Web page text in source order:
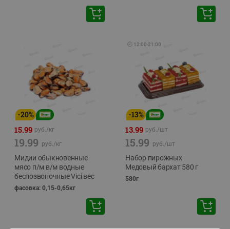
-20%
15.99 руб./кг
19.99 руб./кг
Мидии обыкновенные
мясо п/м в/м водные
беспозвоночные Vici вес
фасовка: 0,15-0,65кг
🕘 12:00-21:00
-13%
13.99 руб./шт
15.99 руб./шт
Набор пирожных
Медовый бархат 580 г
580г